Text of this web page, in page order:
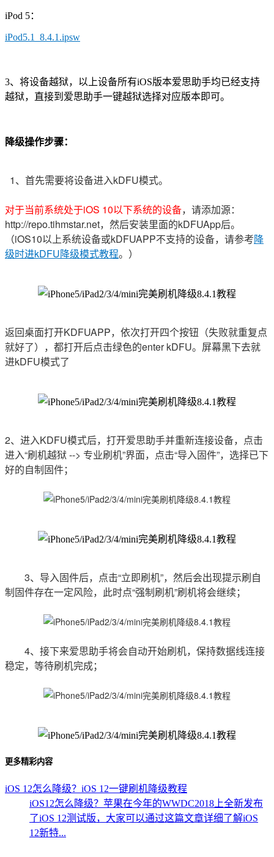
iPod 5：
iPod5.1_8.4.1.ipsw
3、将设备越狱，以上设备所有iOS版本爱思助手均已经支持
越狱，直接到爱思助手一键越狱选择对应版本即可。
降级操作步骤：
1、首先需要将设备进入kDFU模式。
对于当前系统处于iOS 10以下系统的设备，请添加源：
http://repo.tihmstar.net，然后安装里面的kDFUApp后。
（iOS10以上系统设备或kDFUAPP不支持的设备， 请参考降
级时进kDFU降级模式教程。）
返回桌面打开KDFUAPP，依次打开四个按钮（失败就重复点
就好了），都打开后点击绿色的enter kDFU。屏幕黑下去就
进kDFU模式了
2、进入KDFU模式后，打开爱思助手并重新连接设备，点击
进入“刷机越狱 --> 专业刷机”界面，点击“导入固件”，选择已下
好的自制固件；
3、导入固件后，点击“立即刷机”，然后会出现提示刷自
制固件存在一定风险，此时点“强制刷机”刷机将会继续；
4、接下来爱思助手将会自动开始刷机，保持数据线连接
稳定，等待刷机完成；
更多精彩内容
iOS 12怎么降级？iOS 12一键刷机降级教程
iOS12怎么降级？苹果在今年的WWDC2018上全新发布
了iOS 12测试版，大家可以通过这篇文章详细了解iOS
12新特...